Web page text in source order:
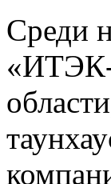
Среди
«ИТЭК-